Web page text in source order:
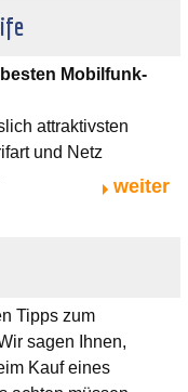
Mobilfunk-
attraktivsten
und Netz
weiter
Tipps zum
sagen Ihnen,
Kauf eines